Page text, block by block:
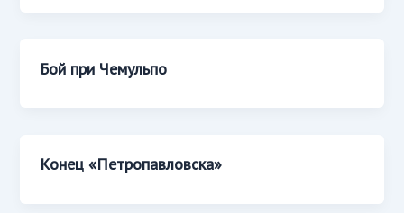
Бой при Чемульпо
Конец «Петропавловска»